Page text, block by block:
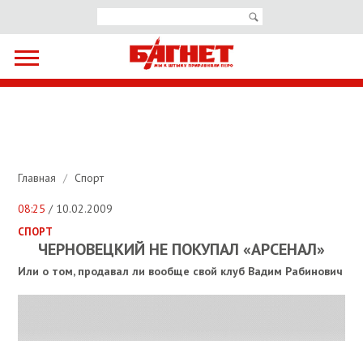
Главная / Спорт
08:25 / 10.02.2009
СПОРТ
ЧЕРНОВЕЦКИЙ НЕ ПОКУПАЛ «АРСЕНАЛ»
Или о том, продавал ли вообще свой клуб Вадим Рабинович